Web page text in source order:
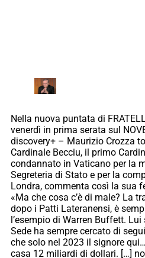
Nella nuova puntata di
venerdì in prima serata sul
discovery+ – Maurizio Crozza
Cardinale Becciu, il primo
condannato in Vaticano per la
Segreteria di Stato e per la
Londra, commenta così la sua
«Ma che cosa c’è di male? La
dopo i Patti Lateranensi, è
l’esempio di Warren Buffett.
Sede ha sempre cercato di
che solo nel 2023 il signore
casa 12 miliardi di dollari. […]